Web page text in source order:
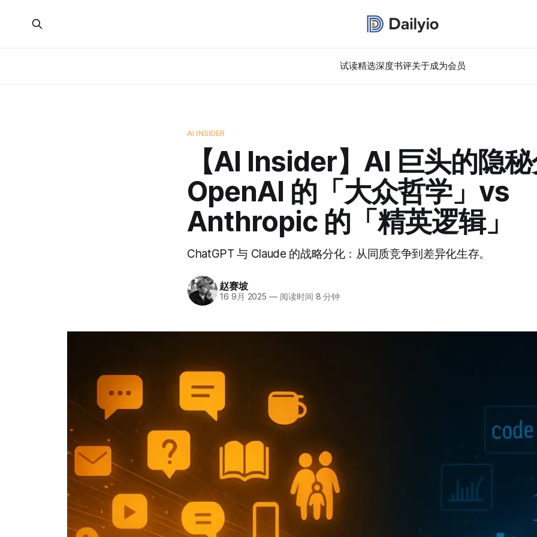
试读精选深度书评关于成为会员
AI INSIDER
【AI Insider】AI 巨头的隐
OpenAI 的「大众哲学」vs
Anthropic 的「精英逻辑」
ChatGPT 与 Claude 的战略分化：从同质竞争到差异化生存。
赵赛坡
16 9月 2025 — 阅读时间 8 分钟